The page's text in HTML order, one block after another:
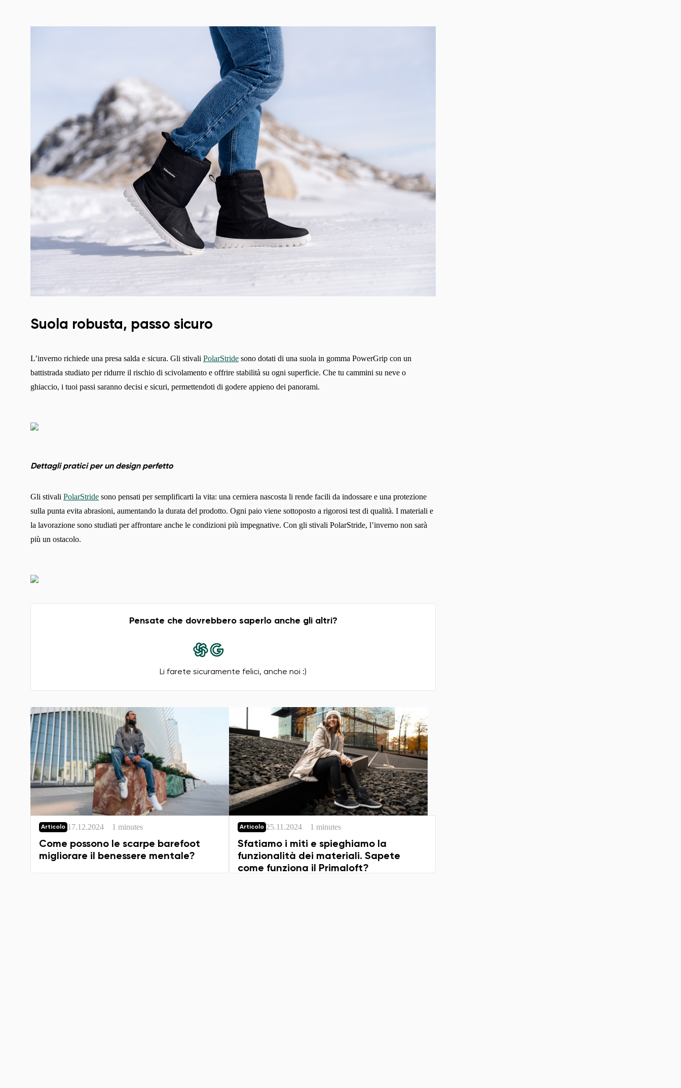
Suola robusta, passo sicuro
L’inverno richiede una presa salda e sicura. Gli stivali PolarStride sono dotati di una suola in gomma PowerGrip con un
battistrada studiato per ridurre il rischio di scivolamento e offrire stabilità su ogni superficie. Che tu cammini su neve o
ghiaccio, i tuoi passi saranno decisi e sicuri, permettendoti di godere appieno dei panorami.
Dettagli pratici per un design perfetto
Gli stivali PolarStride sono pensati per semplificarti la vita: una cerniera nascosta li rende facili da indossare e una protezione
sulla punta evita abrasioni, aumentando la durata del prodotto. Ogni paio viene sottoposto a rigorosi test di qualità. I materiali e
la lavorazione sono studiati per affrontare anche le condizioni più impegnative. Con gli stivali PolarStride, l’inverno non sarà
più un ostacolo.
Pensate che dovrebbero saperlo anche gli altri?
Li farete sicuramente felici, anche noi :)
Articolo 17.12.2024 1 minutes
Come possono le scarpe barefoot
migliorare il benessere mentale?
Articolo 25.11.2024 1 minutes
Sfatiamo i miti e spieghiamo la
funzionalità dei materiali. Sapete
come funziona il Primaloft?